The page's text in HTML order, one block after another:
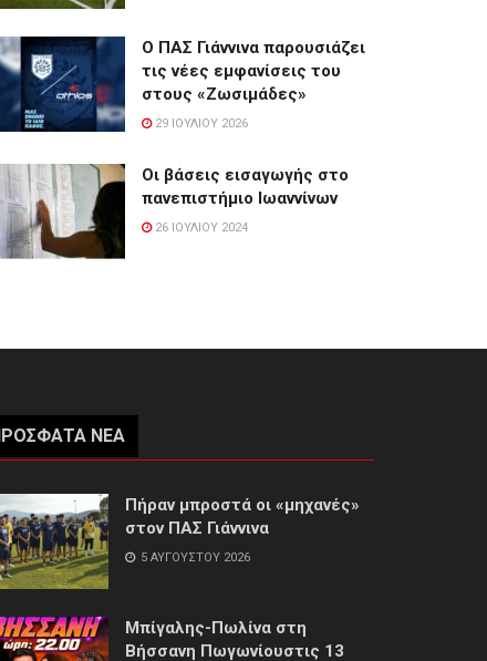
Ο ΠΑΣ Γιάννινα παρουσιάζει
τις νέες εμφανίσεις του
στους «Ζωσιμάδες»
29 ΙΟΥΛΊΟΥ 2026
Οι βάσεις εισαγωγής στο
πανεπιστήμιο Ιωαννίνων
26 ΙΟΥΛΊΟΥ 2024
ΝΈΑ
Πήραν μπροστά οι «μηχανές»
στον ΠΑΣ Γιάννινα
5 ΑΥΓΟΎΣΤΟΥ 2026
Μπίγαλης-Πωλίνα στη
Βήσσανη Πωγωνίουστις 13